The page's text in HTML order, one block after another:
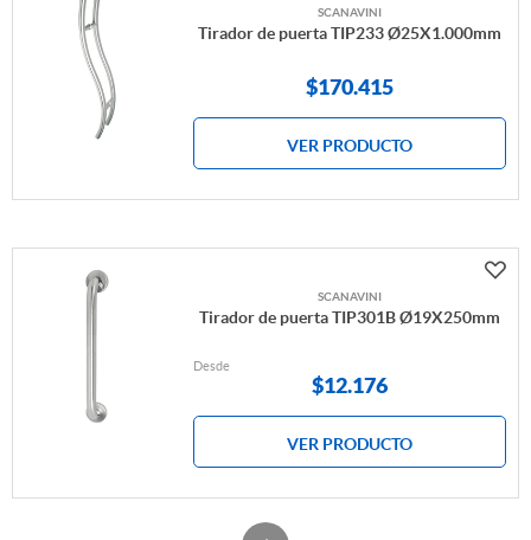
SCANAVINI
Tirador de puerta TIP233 Ø25X1.000mm
$170.415
VER PRODUCTO
SCANAVINI
Tirador de puerta TIP301B Ø19X250mm
Desde
$12.176
VER PRODUCTO